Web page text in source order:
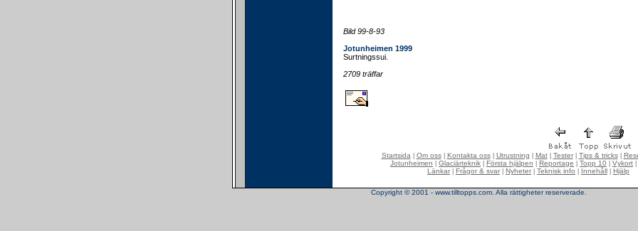
Bild 99-8-93
Jotunheimen 1999
Surtningssui.
2709 träffar
Startsida| Om oss| Kontakta oss| Utrustning Mat| Tester| Tips & tricks|
Jotunheimen
Glaciärteknik Första hjälpen Reportage Topp 10 Vykort
Länkar
Frågor & svar Nyheter Teknisk info Innehåll Hjälp
Copyright © 2001 - www.tilltopps.com. Alla rättigheter reserverade.